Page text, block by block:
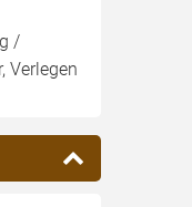
/
Verlegen